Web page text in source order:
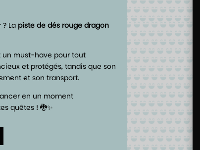
La piste de dés rouge dragon
un must-have pour tout
et protégés, tandis que son
et son transport.
en un moment
quêtes ! 🐉✨